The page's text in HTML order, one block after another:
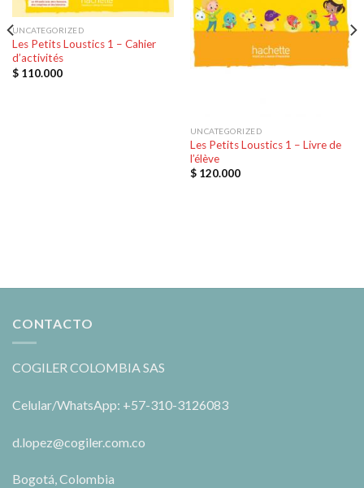
UNCATEGORIZED
Les Petits Loustics 1 – Cahier
d’activités
$110.000
UNCATEGORIZED
Les Petits Loustics 1 – Livre de
l’élève
$120.000
CONTACTO
COGILER COLOMBIA SAS
Celular/WhatsApp: +57-310-3126083
d.lopez@cogiler.com.co
Bogotá, Colombia